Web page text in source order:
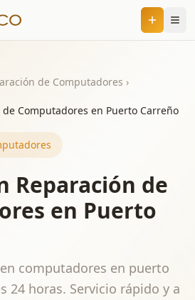
de Computadores ›
Computadores en Puerto Carreño
Reparación de
en Puerto
computadores en puerto
24 horas. Servicio rápido y a